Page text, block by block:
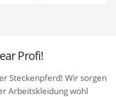
Profi!
Steckenpferd! Wir sorgen
Arbeitskleidung wohl